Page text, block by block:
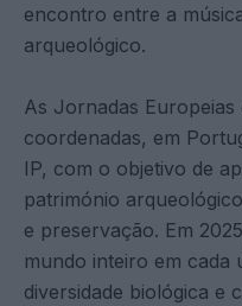
encontro entre a
arqueológico.
As Jornadas
coordenadas, em
IP, com o objetivo de
património
e preservação. Em
mundo inteiro em cada
diversidade biológica e